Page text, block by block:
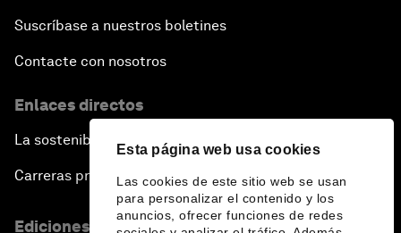
Esta página web usa cookies
Las cookies de este sitio web se usan
para personalizar el contenido y los
anuncios, ofrecer funciones de redes
Suscríbase a nuestros boletines
Contacte con nosotros
Enlaces directos
La sostenibilidad en el Foro
Carreras profesionales
Ediciones en otros idiomas